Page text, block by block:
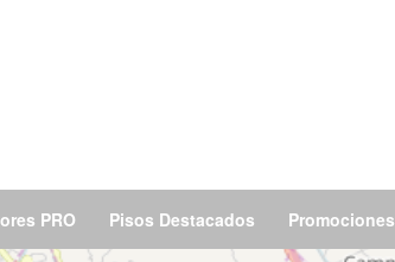
PRO Pisos Destacados Promociones